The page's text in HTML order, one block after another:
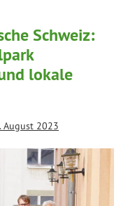
Schweiz:
lokale
August 2023